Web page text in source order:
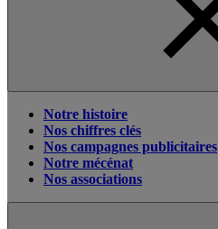
Notre histoire
Nos chiffres clés
Nos campagnes publicitaires
Notre mécénat
Nos associations